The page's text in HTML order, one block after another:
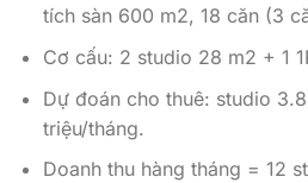
tích sàn 600 m2, 18 căn (3
Cơ cấu: 2 studio 28 m2 + 1
Dự đoán cho thuê: studio
triệu/tháng.
Doanh thu hàng tháng = 12